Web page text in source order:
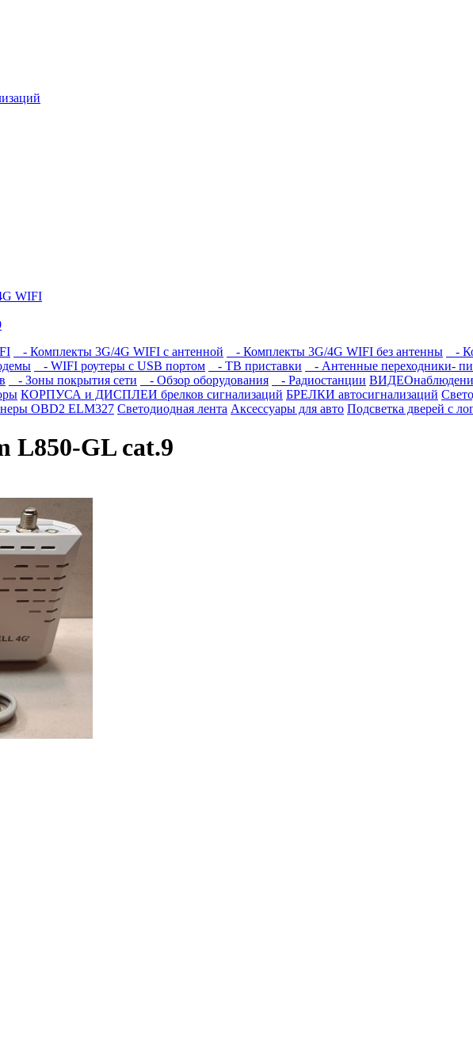
WIFI
- Комплекты 3G/4G WIFI с антенной - Комплекты 3G/4G WIFI без антенны -
- WIFI роутеры с USB портом - ТВ приставки - Антенные переходники-
- Зоны покрытия сети - Обзор оборудования - Радиостанции
КОРПУСА и ДИСПЛЕИ брелков сигнализаций БРЕЛКИ автосигнализаций
OBD2 ELM327 Светодиодная лента Аксессуары для авто Подсветка дверей с
L850-GL cat.9